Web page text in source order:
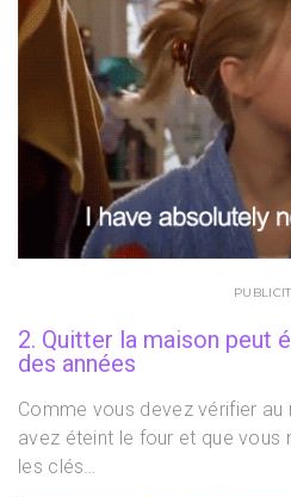
2. Quitter la maison peut
des années
Comme vous devez vérifier
avez éteint le four et que vous
les clés…